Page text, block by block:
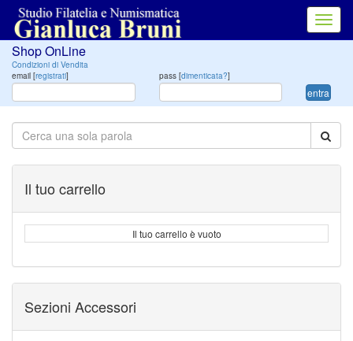
Shop OnLine
Condizioni di Vendita
email [registrati] pass [dimenticata?]
entra
Il tuo carrello
Il tuo carrello è vuoto
Sezioni Accessori